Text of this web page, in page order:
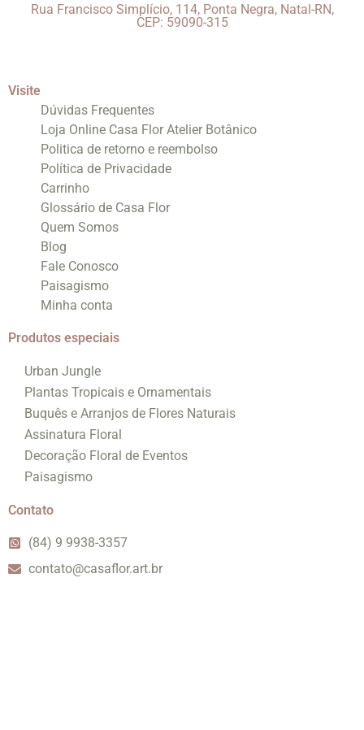
Rua Francisco Simplício, 114, Ponta Negra, Natal-RN,
CEP: 59090-315
Visite
Dúvidas Frequentes
Loja Online Casa Flor Atelier Botânico
Politica de retorno e reembolso
Política de Privacidade
Carrinho
Glossário de Casa Flor
Quem Somos
Blog
Fale Conosco
Paisagismo
Minha conta
Produtos especiais
Urban Jungle
Plantas Tropicais e Ornamentais
Buquês e Arranjos de Flores Naturais
Assinatura Floral
Decoração Floral de Eventos
Paisagismo
Contato
(84) 9 9938-3357
contato@casaflor.art.br